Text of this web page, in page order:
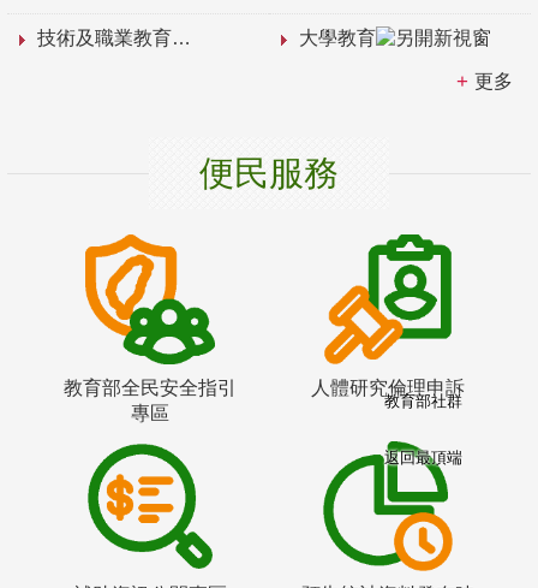
技術及職業教育 大學教育
更多
便民服務
教育部全民安全指引
專區
人體研究倫理申訴
教育部社群
返回最頂端